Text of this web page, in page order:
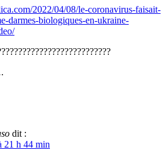
2022/04/08/le-coronavirus-faisait-
darmes-biologiques-en-ukraine-
dit :
21 h 44 min